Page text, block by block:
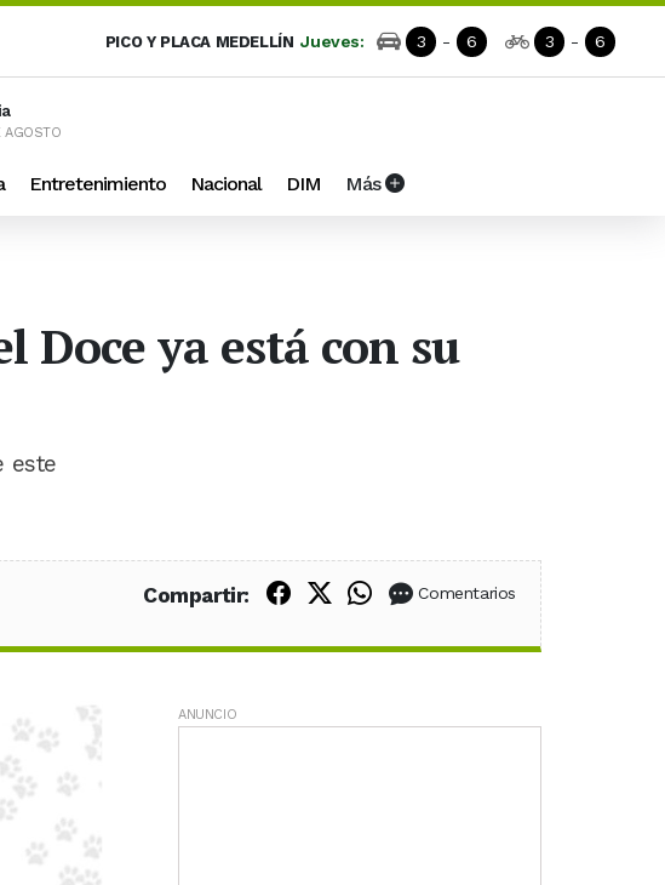
PICO Y PLACA MEDELLÍN Jueves: 3 - 6 3 - 6
AGOSTO
Entretenimiento Nacional DIM Más
Doce ya está con su
este
Compartir: Compartir en Facebook
Compartir en X (Twitter)
Compartir en WhatsApp
Comentarios
ANUNCIO